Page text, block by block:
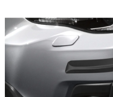
z
5
hvězdiček.